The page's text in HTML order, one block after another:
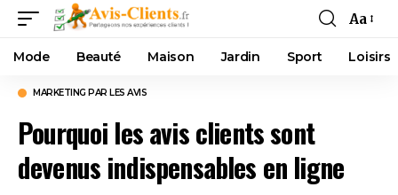
Aa
Mode Beauté Maison Jardin Sport Loisirs
MARKETING PAR LES AVIS
Pourquoi les avis clients sont
devenus indispensables en ligne